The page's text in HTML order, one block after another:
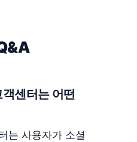
센터는 어떤
는 사용자가 소셜